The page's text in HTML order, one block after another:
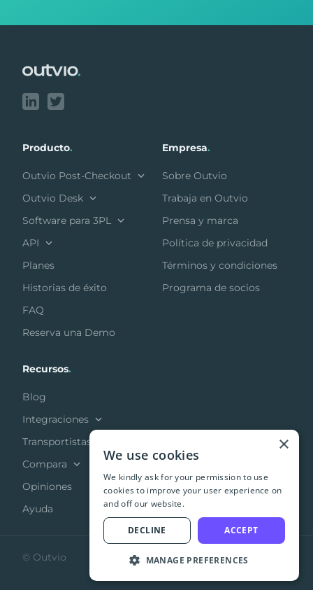
Producto.
Outvio Post-Checkout
Outvio Desk
Software para 3PL
API
Planes
Historias de éxito
FAQ
Reserva una Demo
Empresa.
Sobre Outvio
Trabaja en Outvio
Prensa y marca
Política de privacidad
Términos y condiciones
Programa de socios
Recursos.
Blog
Integraciones
Transportistas
Compara
Opiniones
Ayuda
© Outvio
×
We use cookies
We kindly ask for your permission to use
cookies to improve your user experience on
and off our website.
ACCEPT
DECLINE
MANAGE PREFERENCES